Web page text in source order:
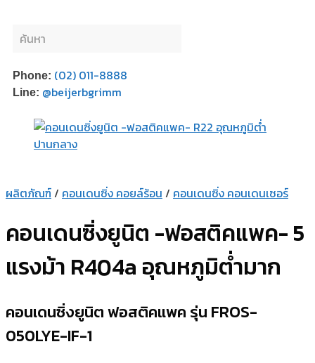
Phone: (02) 011-8888
Line: @beijerbgrimm
ผลิตภัณฑ์/ คอนเดนซิ่ง คอยล์ร้อน / คอนเดนซิ่ง คอนเดนเซอร์
คอนเดนซิ่งยูนิต -ฟอสติคแพค- 5
แรงม้า R404a อุณหภูมิต่ำมาก
คอนเดนซิ่งยูนิต ฟอสติคแพค รุ่น FROS-
050LYE-IF-1